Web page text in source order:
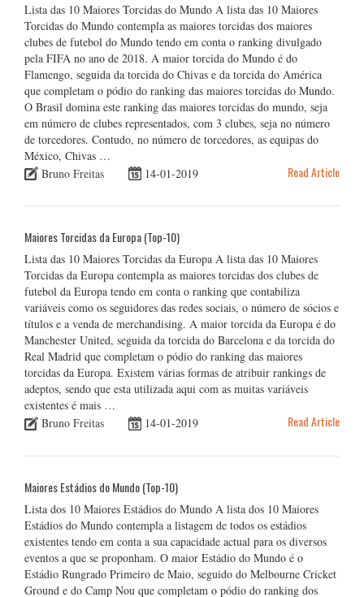
Lista das 10 Maiores Torcidas do Mundo A lista das 10 Maiores
Torcidas do Mundo contempla as maiores torcidas dos maiores
clubes de futebol do Mundo tendo em conta o ranking divulgado
pela FIFA no ano de 2018. A maior torcida do Mundo é do
Flamengo, seguida da torcida do Chivas e da torcida do América
que completam o pódio do ranking das maiores torcidas do Mundo.
O Brasil domina este ranking das maiores torcidas do mundo, seja
em número de clubes representados, com 3 clubes, seja no número
de torcedores. Contudo, no número de torcedores, as equipas do
México, Chivas …
Bruno Freitas
14-01-2019 Read Article
Maiores Torcidas da Europa (Top-10)
Lista das 10 Maiores Torcidas da Europa A lista das 10 Maiores
Torcidas da Europa contempla as maiores torcidas dos clubes de
futebol da Europa tendo em conta o ranking que contabiliza
variáveis como os seguidores das redes sociais, o número de sócios e
títulos e a venda de merchandising. A maior torcida da Europa é do
Manchester United, seguida da torcida do Barcelona e da torcida do
Real Madrid que completam o pódio do ranking das maiores
torcidas da Europa. Existem várias formas de atribuir rankings de
adeptos, sendo que esta utilizada aqui com as muitas variáveis
existentes é mais …
Bruno Freitas
14-01-2019 Read Article
Maiores Estádios do Mundo (Top-10)
Lista dos 10 Maiores Estádios do Mundo A lista dos 10 Maiores
Estádios do Mundo contempla a listagem de todos os estádios
existentes tendo em conta a sua capacidade actual para os diversos
eventos a que se proponham. O maior Estádio do Mundo é o
Estádio Rungrado Primeiro de Maio, seguido do Melbourne Cricket
Ground e do Camp Nou que completam o pódio do ranking dos